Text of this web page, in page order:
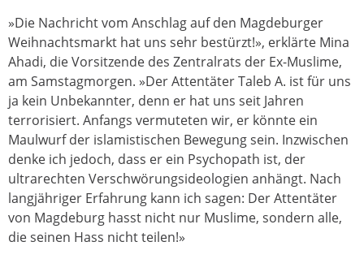
»Die Nachricht vom Anschlag auf den Magdeburger
Weihnachtsmarkt hat uns sehr bestürzt!», erklärte Mina
Ahadi, die Vorsitzende des Zentralrats der Ex-Muslime,
am Samstagmorgen. »Der Attentäter Taleb A. ist für uns
ja kein Unbekannter, denn er hat uns seit Jahren
terrorisiert. Anfangs vermuteten wir, er könnte ein
Maulwurf der islamistischen Bewegung sein. Inzwischen
denke ich jedoch, dass er ein Psychopath ist, der
ultrarechten Verschwörungsideologien anhängt. Nach
langjähriger Erfahrung kann ich sagen: Der Attentäter
von Magdeburg hasst nicht nur Muslime, sondern alle,
die seinen Hass nicht teilen!»